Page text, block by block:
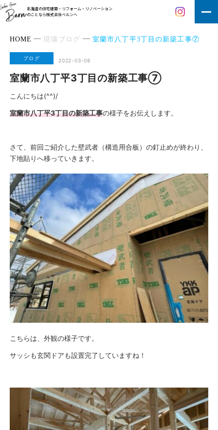
北海道の住宅建築・リフォーム・リノベーション
のことなら株式会社ベルンへ
HOME 現場ブログ 室蘭市八丁平3丁目の新築工事⑦
ブログ 2022-03-08
室蘭市八丁平3丁目の新築工事⑦
こんにちは(^^)/
室蘭市八丁平3丁目の新築工事の様子をお伝えします。
さて、 前回ご紹介した壁武者（構造用合板）の釘止めが終わり、
下地貼りへ移っていきます。
こちらは、外観の様子です。
サッシも玄関ドアも設置完了していますね！